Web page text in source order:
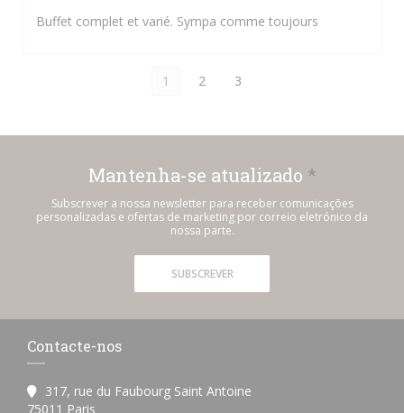
Buffet complet et varié. Sympa comme toujours
1 2 3
Mantenha-se atualizado *
Subscrever a nossa newsletter para receber comunicações
personalizadas e ofertas de marketing por correio eletrónico da
nossa parte.
SUBSCREVER
Contacte-nos
317, rue du Faubourg Saint Antoine
75011 Paris